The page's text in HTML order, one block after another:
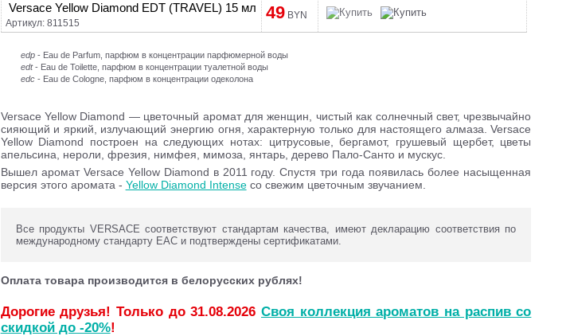
Versace Yellow Diamond EDT (TRAVEL) 15 мл
Артикул: 811515
49 BYN
edp- Eau de Parfum, парфюм в концентрации парфюмерной воды
edt- Eau de Toilette, парфюм в концентрации туалетной воды
edc- Eau de Cologne, парфюм в концентрации одеколона
Versace Yellow Diamond — цветочный аромат для женщин, чистый как солнечный свет, чрезвычайно
сияющий и яркий, излучающий энергию огня, характерную только для настоящего алмаза. Versace
Yellow Diamond построен на следующих нотах: цитрусовые, бергамот, грушевый щербет, цветы
апельсина, нероли, фрезия, нимфея, мимоза, янтарь, дерево Пало-Санто и мускус.
Вышел аромат Versace Yellow Diamond в 2011 году. Спустя три года появилась более насыщенная
версия этого аромата - Yellow Diamond Intenseсо свежим цветочным звучанием.
Все продукты VERSACE соответствуют стандартам качества, имеют декларацию соответствия по
международному стандарту ЕАС и подтверждены сертификатами.
Оплата товара производится в белорусских рублях!
Дорогие друзья! Только до 31.08.2026 Своя коллекция ароматов на распив со
скидкой до -20%!